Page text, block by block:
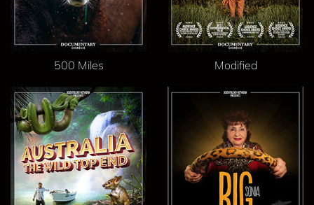
500 Miles Modified